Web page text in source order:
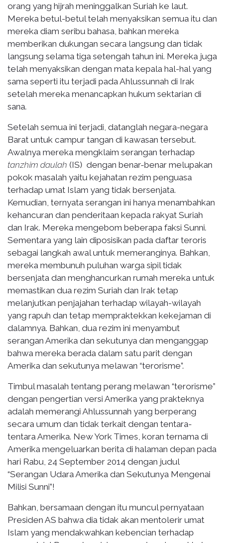
orang yang hijrah meninggalkan Suriah ke laut.
Mereka betul-betul telah menyaksikan semua itu dan
mereka diam seribu bahasa, bahkan mereka
memberikan dukungan secara langsung dan tidak
langsung selama tiga setengah tahun ini. Mereka juga
telah menyaksikan dengan mata kepala hal-hal yang
sama seperti itu terjadi pada Ahlussunnah di Irak
setelah mereka menancapkan hukum sektarian di
sana.
Setelah semua ini terjadi, datanglah negara-negara
Barat untuk campur tangan di kawasan tersebut.
Awalnya mereka mengklaim serangan terhadap
tanzhim daulah (IS) dengan benar-benar melupakan
pokok masalah yaitu kejahatan rezim penguasa
terhadap umat Islam yang tidak bersenjata.
Kemudian, ternyata serangan ini hanya menambahkan
kehancuran dan penderitaan kepada rakyat Suriah
dan Irak. Mereka mengebom beberapa faksi Sunni.
Sementara yang lain diposisikan pada daftar teroris
sebagai langkah awal untuk memeranginya. Bahkan,
mereka membunuh puluhan warga sipil tidak
bersenjata dan menghancurkan rumah mereka untuk
memastikan dua rezim Suriah dan Irak tetap
melanjutkan penjajahan terhadap wilayah-wilayah
yang rapuh dan tetap mempraktekkan kekejaman di
dalamnya. Bahkan, dua rezim ini menyambut
serangan Amerika dan sekutunya dan menganggap
bahwa mereka berada dalam satu parit dengan
Amerika dan sekutunya melawan “terorisme”.
Timbul masalah tentang perang melawan “terorisme”
dengan pengertian versi Amerika yang prakteknya
adalah memerangi Ahlussunnah yang berperang
secara umum dan tidak terkait dengan tentara-
tentara Amerika. New York Times, koran ternama di
Amerika mengeluarkan berita di halaman depan pada
hari Rabu, 24 September 2014 dengan judul
“Serangan Udara Amerika dan Sekutunya Mengenai
Milisi Sunni”!
Bahkan, bersamaan dengan itu muncul pernyataan
Presiden AS bahwa dia tidak akan mentolerir umat
Islam yang mendakwahkan kebencian terhadap